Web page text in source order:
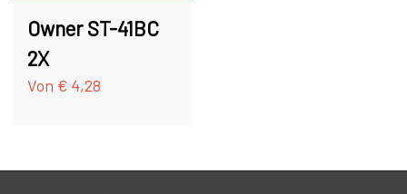
TILBEHØR TIL SPINNERE
Owner ST-41BC
2X
Von € 4,28